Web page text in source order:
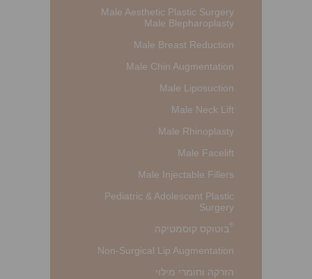
Male Aesthetic Plastic Surgery
Male Blepharoplasty
Male Breast Reduction
Male Chin Augmentation
Male Liposuction
Male Neck Lift
Male Rhinoplasty
Male Facelift
Male Injectable Fillers
Pediatric & Adolescent Plastic
Surgery
® בוטוקס קוסמטיקה
Non-Surgical Lip Augmentation
הזרקה וחומרי מילוי